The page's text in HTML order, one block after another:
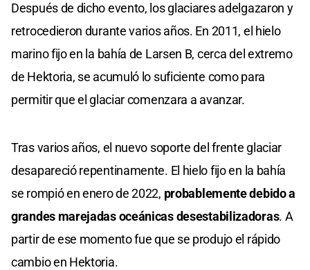
Después de dicho evento, los glaciares adelgazaron y
retrocedieron durante varios años. En 2011, el hielo
marino fijo en la bahía de Larsen B, cerca del extremo
de Hektoria, se acumuló lo suficiente como para
permitir que el glaciar comenzara a avanzar.
Tras varios años, el nuevo soporte del frente glaciar
desapareció repentinamente. El hielo fijo en la bahía
se rompió en enero de 2022, probablemente debido a
grandes marejadas oceánicas desestabilizadoras. A
partir de ese momento fue que se produjo el rápido
cambio en Hektoria.